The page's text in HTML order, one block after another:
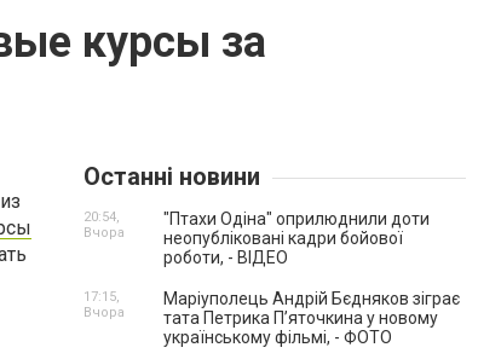
курсы за
Останні новини
"Птахи Одіна" оприлюднили доти
неопубліковані кадри бойової
роботи, - ВІДЕО
20:54,
Вчора
Маріуполець Андрій Бєдняков зіграє
тата Петрика П’яточкина у новому
українському фільмі, - ФОТО
17:15,
Вчора